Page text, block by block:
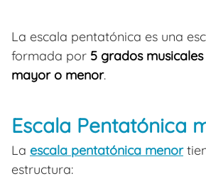
La escala pentatónica es una
formada por 5 grados
mayor o menor.
Escala Pentatónica
La escala pentatónica menor
estructura: